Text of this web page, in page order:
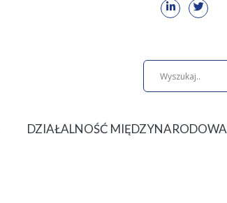
DZIAŁALNOŚĆ MIĘDZYNARODOWA